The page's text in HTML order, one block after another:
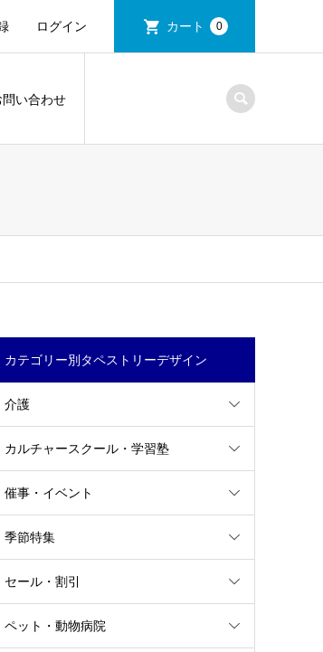
ログイン カート 0
問い合わせ
カテゴリー別タペストリーデザイン
介護
カルチャースクール・学習塾
催事・イベント
季節特集
セール・割引
ペット・動物病院